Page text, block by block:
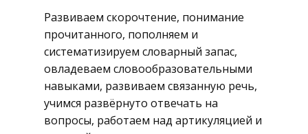
Развиваем скорочтение, понимание
прочитанного, пополняем и
систематизируем словарный запас,
овладеваем словообразовательными
навыками, развиваем связанную речь,
учимся развёрнуто отвечать на
вопросы, работаем над артикуляцией и